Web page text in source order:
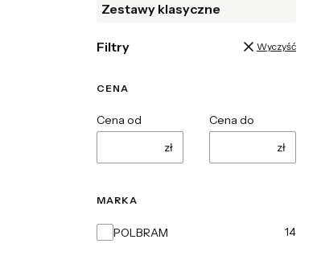
Zestawy klasyczne
Filtry Wyczyść
CENA
Cena od
zł
Cena do
zł
MARKA
MarkaPOLBRAM 14